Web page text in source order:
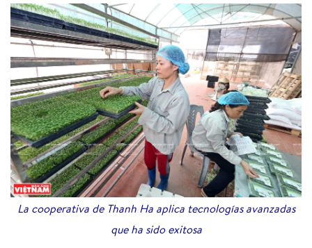
La cooperativa de Thanh Ha aplica tecnologías avanzadas
que ha sido exitosa